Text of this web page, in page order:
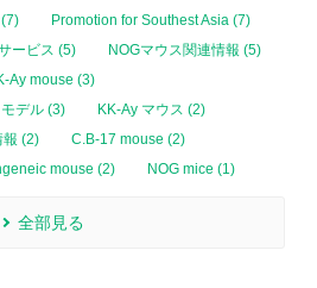
Promotion for Southest Asia (7)
ービス (5)
NOGマウス関連情報 (5)
Ay mouse (3)
デル (3)
KK-Ay マウス (2)
報 (2)
C.B-17 mouse (2)
mouse (2) NOG mice (1)
全部見る